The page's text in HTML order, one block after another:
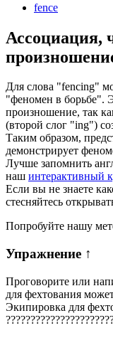
fence
Ассоциация,
Для слова "fencing"
"феномен в борьбе".
произношение, так
(второй слог "ing")
Таким образом,
демонстрирует
Лучше запомнить
наш интерактивный
Если вы не знаете
стесняйтесь
Попробуйте нашу
Упражнение ↑
Проговорите или
для фехтования
Экипировка для
?????????????????????